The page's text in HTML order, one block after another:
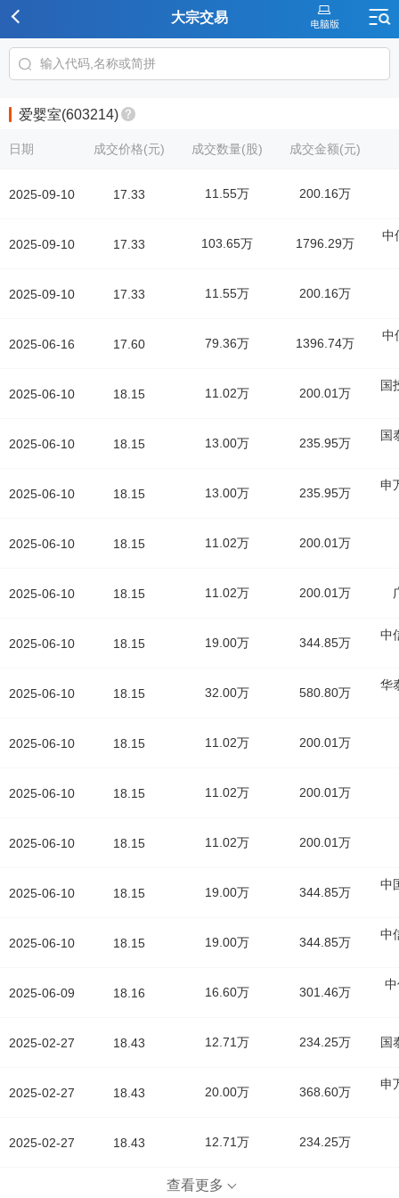
大宗交易
爱婴室(603214)
日期
2025-09-10
2025-09-10
2025-09-10
2025-06-16
2025-06-10
2025-06-10
2025-06-10
2025-06-10
2025-06-10
2025-06-10
2025-06-10
2025-06-10
2025-06-10
2025-06-10
2025-06-10
2025-06-10
2025-06-09
2025-02-27
2025-02-27
2025-02-27
成交价格(元) 成交数量(股) 成交金额(元)
17.33 11.55万 200.16万
17.33 103.65万 1796.29万
中
17.33 11.55万 200.16万
17.60 79.36万 1396.74万
中
18.15 11.02万 200.01万
国
18.15 13.00万 235.95万
国
18.15 13.00万 235.95万
申
18.15 11.02万 200.01万
18.15 11.02万 200.01万
18.15 19.00万 344.85万
中
18.15 32.00万 580.80万
华
18.15 11.02万 200.01万
18.15 11.02万 200.01万
18.15 11.02万 200.01万
18.15 19.00万 344.85万
中
18.15 19.00万 344.85万
中
18.16 16.60万 301.46万
18.43 12.71万 234.25万 国
18.43 20.00万 368.60万
申
18.43 12.71万 234.25万
查看更多